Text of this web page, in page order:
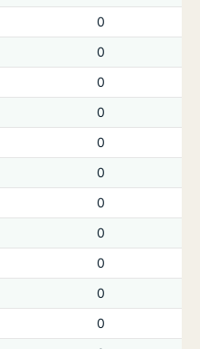
0
0
0
0
0
0
0
0
0
0
0